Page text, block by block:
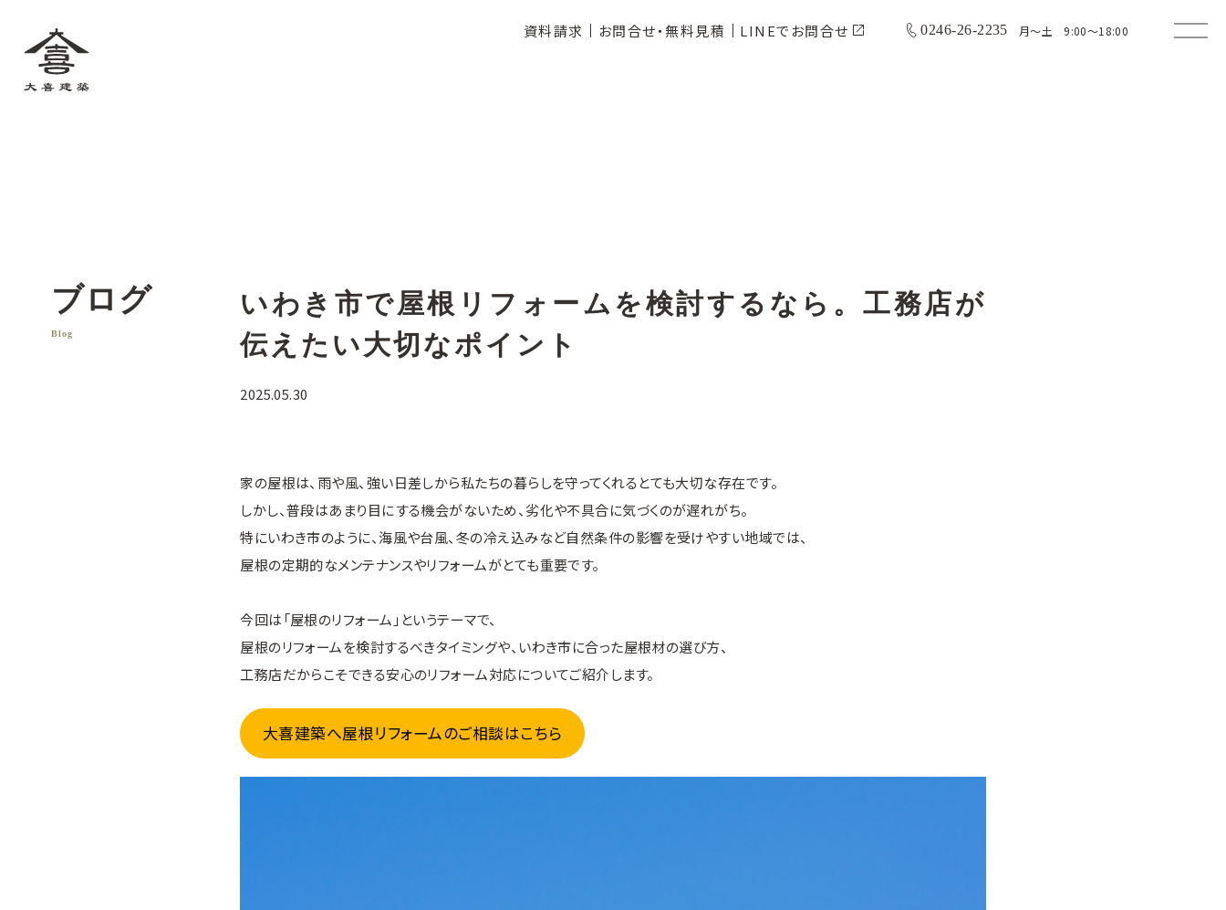
資料請求 お問合せ・無料見積 LINEでお問合せ 0246-26-2235 月〜土 9:00〜18:00
ブログ
Blog
いわき市で屋根リフォームを検討するなら。工務店が
伝えたい大切なポイント
2025.05.30
家の屋根は、雨や風、強い日差しから私たちの暮らしを守ってくれるとても大切な存在です。
しかし、普段はあまり目にする機会がないため、劣化や不具合に気づくのが遅れがち。
特にいわき市のように、海風や台風、冬の冷え込みなど自然条件の影響を受けやすい地域では、
屋根の定期的なメンテナンスやリフォームがとても重要です。
今回は「屋根のリフォーム」というテーマで、
屋根のリフォームを検討するべきタイミングや、いわき市に合った屋根材の選び方、
工務店だからこそできる安心のリフォーム対応についてご紹介します。
大喜建築へ屋根リフォームのご相談はこちら